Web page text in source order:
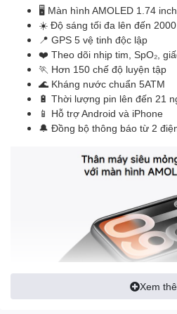
🖥️ Màn hình AMOLED 1.74
☀️ Độ sáng tối đa lên đến
📍 GPS 5 vệ tinh độc lập
❤️ Theo dõi nhịp tim, SpO₂,
🏃 Hơn 150 chế độ luyện tập
🌊 Kháng nước chuẩn 5ATM
🔋 Thời lượng pin lên đến 21
📱 Hỗ trợ Android và iPhone
🔔 Đồng bộ thông báo từ 2
Xem